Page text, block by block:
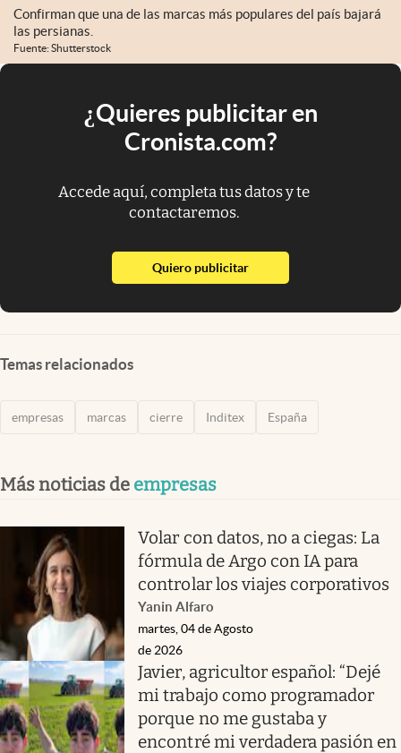
Confirman que una de las marcas más populares del país bajará
las persianas.
Fuente: Shutterstock
¿Quieres publicitar en
Cronista.com?
Accede aquí, completa tus datos y te
contactaremos.
Quiero publicitarabre en nueva pestaña
Temas relacionados
empresas marcas cierre Inditex España
Más noticias de empresas
Volar con datos, no a ciegas: La
fórmula de Argo con IA para
controlar los viajes corporativos
Yanin Alfaro
martes, 04 de Agosto
de 2026
Javier, agricultor español: “Dejé
mi trabajo como programador
porque no me gustaba y
encontré mi verdadera pasión en